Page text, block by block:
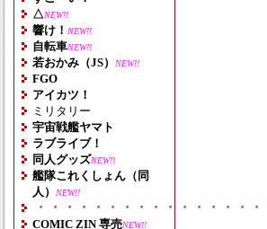
△NEW!!
響け！ NEW!!
自転車NEW!!
若おかみ（JS） NEW!!
FGO
アイカツ！
ミリタリー
宇宙戦艦ヤマト
ラブライブ！
同人グッズNEW!!
艦隊これくしょん（同
人）
NEW!!
・・・・・・・・・・・・・・・・
COMIC ZIN 専売NEW!!